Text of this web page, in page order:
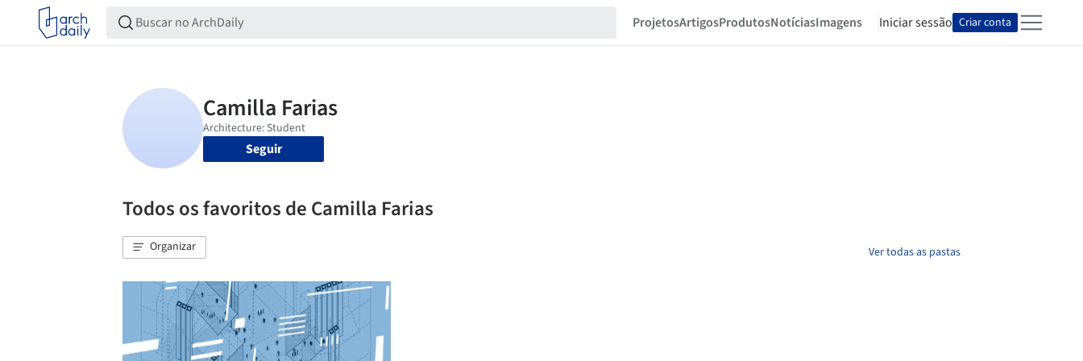
ProjetosArtigosProdutosNotíciasImagens Iniciar sessão Criar conta
Seguir
Todos os favoritos de Camilla Farias
Organizar Ver todas as pastas